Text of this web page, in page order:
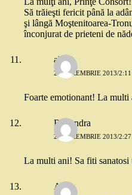
Să trăieşti fericit până la
şi lângă Moştenitoarea-
înconjurat de prieteni de
aby
29 DECEMBRIE 2013/
Foarte emotionant! La
Ruxandra
29 DECEMBRIE 2013/
La multi ani! Sa fiti sanatosi
Ana